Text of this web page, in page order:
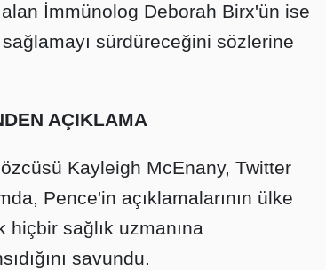
İmmünolog Deborah Birx'ün ise
sürdüreceğini sözlerine
AÇIKLAMA
Kayleigh McEnany, Twitter
Pence'in açıklamalarının ülke
hiçbir sağlık uzmanına
savundu.